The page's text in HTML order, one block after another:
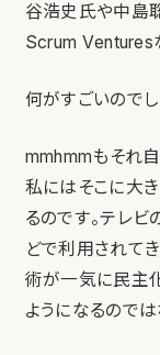
谷浩史氏や中島
Scrum Ventures
何がすごいのでし
mmhmmもそれ
私にはそこに大
るのです。テレ
どで利用されて
術が一気に民主
ようになるのでは